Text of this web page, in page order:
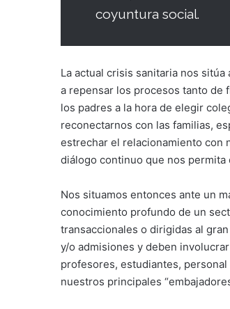
coyuntura social.
La actual crisis sanitaria nos
a repensar los procesos tanto de
los padres a la hora de elegir
reconectarnos con las familias,
estrechar el relacionamiento con
diálogo continuo que nos
Nos situamos entonces ante un
conocimiento profundo de un
transaccionales o dirigidas al
y/o admisiones y deben
profesores, estudiantes,
nuestros principales